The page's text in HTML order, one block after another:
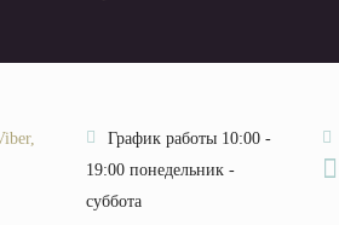
График работы 10:00 -
19:00 понедельник -
суббота